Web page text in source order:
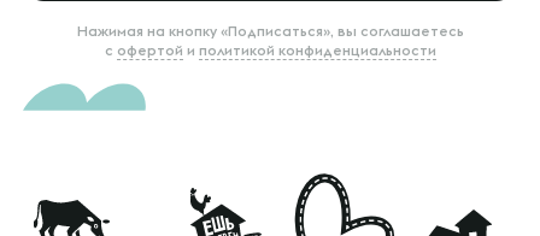
Нажимая на кнопку «Подписаться», вы соглашаетесь
с офертой и политикой конфиденциальности